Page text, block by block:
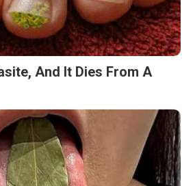
And It Dies From A